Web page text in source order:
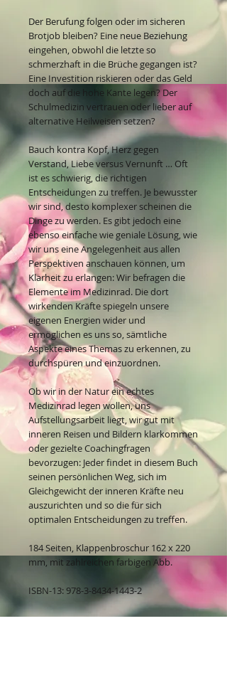
Der Berufung folgen oder im sicheren
Brotjob bleiben? Eine neue Beziehung
eingehen, obwohl die letzte so
schmerzhaft in die Brüche gegangen ist?
Eine Investition riskieren oder das Geld
doch auf die hohe Kante legen? Der
Schulmedizin vertrauen oder lieber auf
alternative Heilweisen setzen?
Bauch kontra Kopf, Herz gegen
Verstand, Liebe versus Vernunft … Oft
ist es schwierig, die richtigen
Entscheidungen zu treffen. Je bewusster
wir sind, desto komplexer scheinen die
Dinge zu werden. Es gibt jedoch eine
ebenso einfache wie geniale Lösung, wie
wir uns eine Angelegenheit aus allen
Perspektiven anschauen können, um
Klarheit zu erlangen: Wir befragen die
Elemente im Medizinrad. Die dort
wirkenden Kräfte spiegeln unsere
eigenen Energien wider und
ermöglichen es uns so, sämtliche
Aspekte eines Themas zu erkennen, zu
durchspüren und einzuordnen.
Ob wir in der Natur ein echtes
Medizinrad legen wollen, uns
Aufstellungsarbeit liegt, wir gut mit
inneren Reisen und Bildern klarkommen
oder gezielte Coachingfragen
bevorzugen: Jeder findet in diesem Buch
seinen persönlichen Weg, sich im
Gleichgewicht der inneren Kräfte neu
auszurichten und so die für sich
optimalen Entscheidungen zu treffen.
184 Seiten, Klappenbroschur 162 x 220
mm, mit zahlreichen farbigen Abb.
ISBN-13: 978-3-8434-1443-2